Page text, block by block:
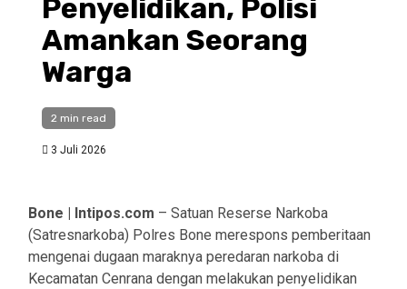
Penyelidikan, Polisi
Amankan Seorang
Warga
2 min read
3 Juli 2026
Bone | Intipos.com – Satuan Reserse Narkoba
(Satresnarkoba) Polres Bone merespons pemberitaan
mengenai dugaan maraknya peredaran narkoba di
Kecamatan Cenrana dengan melakukan penyelidikan